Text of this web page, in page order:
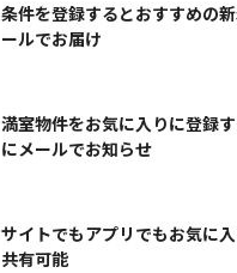
条件を登録するとおすすめの
ールでお届け
満室物件をお気に入りに登録
にメールでお知らせ
サイトでもアプリでもお気に
共有可能